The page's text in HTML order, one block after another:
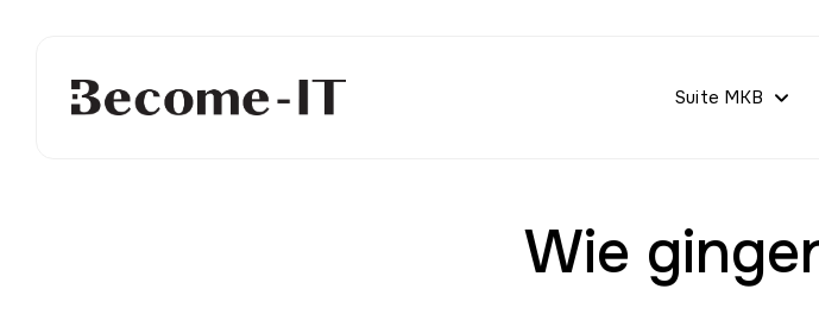
Suite MKB
Wie